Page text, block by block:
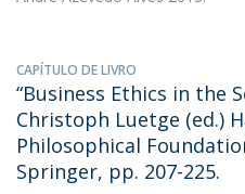
CAPÍTULO DE LIVRO
“Business Ethics in the
Christoph Luetge (ed.)
Philosophical
Springer, pp. 207-225.